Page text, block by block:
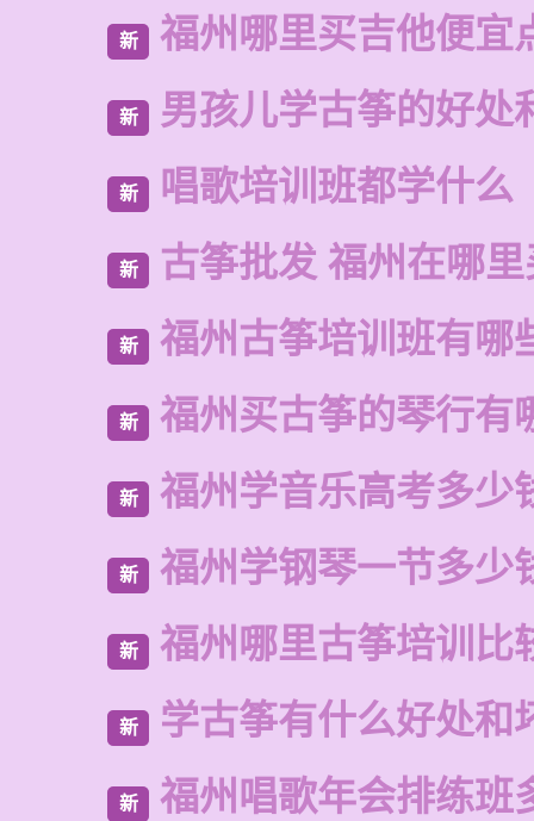
新 福州哪里买吉他便宜
新 男孩儿学古筝的好处
新 唱歌培训班都学什么
新 古筝批发 福州在哪
新 福州古筝培训班有哪
新 福州买古筝的琴行有
新 福州学音乐高考多少
新 福州学钢琴一节多少
新 福州哪里古筝培训比
新 学古筝有什么好处和
新 福州唱歌年会排练班